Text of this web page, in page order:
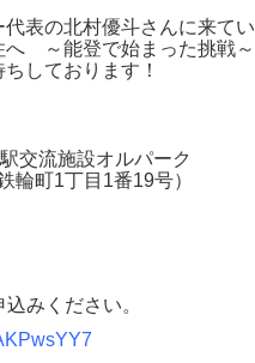
表の北村優斗さんに来て
～能登で始まった挑戦～
しております！
交流施設オルパーク
輪町1丁目1番19号）
みください。